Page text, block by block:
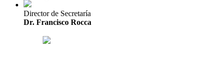
Director de Secretaría
Dr. Francisco Rocca